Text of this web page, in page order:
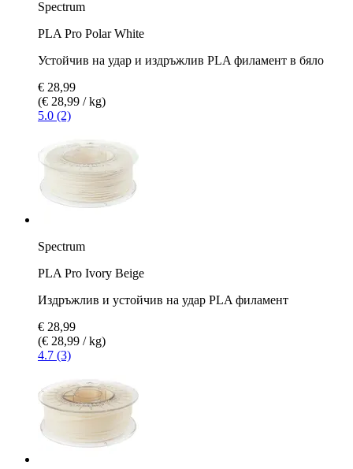
Spectrum
PLA Pro Polar White
Устойчив на удар и издръжлив PLA филамент в бяло
€ 28,99
(€ 28,99 / kg)
5.0 (2)
Spectrum
PLA Pro Ivory Beige
Издръжлив и устойчив на удар PLA филамент
€ 28,99
(€ 28,99 / kg)
4.7 (3)